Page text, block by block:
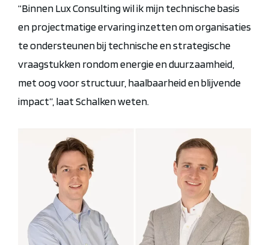
“Binnen Lux Consulting wil ik mijn technische basis
en projectmatige ervaring inzetten om organisaties
te ondersteunen bij technische en strategische
vraagstukken rondom energie en duurzaamheid,
met oog voor structuur, haalbaarheid en blijvende
impact”, laat Schalken weten.